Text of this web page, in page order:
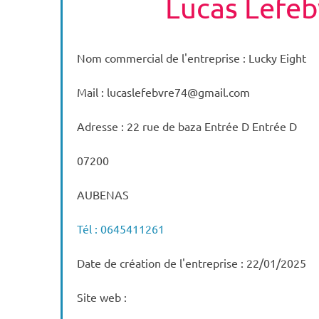
Lucas
Nom commercial de l'entreprise : Lucky Eight
Mail : lucaslefebvre74@gmail.com
Adresse : 22 rue de baza Entrée D Entrée D
07200
AUBENAS
Tél : 0645411261
Date de création de l'entreprise : 22/01/2025
Site web :